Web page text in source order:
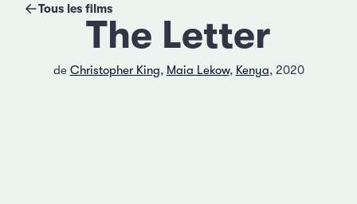
Tous les films
The Letter
de Christopher King, Maia Lekow, Kenya, 2020